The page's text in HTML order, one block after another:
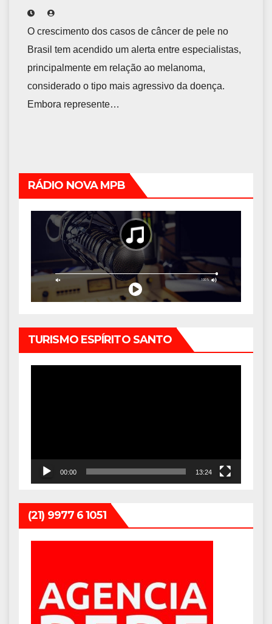
O crescimento dos casos de câncer de pele no
Brasil tem acendido um alerta entre especialistas,
principalmente em relação ao melanoma,
considerado o tipo mais agressivo da doença.
Embora represente…
RÁDIO NOVA MPB
TURISMO ESPÍRITO SANTO
00:00 13:24
(21) 9977 6 1051